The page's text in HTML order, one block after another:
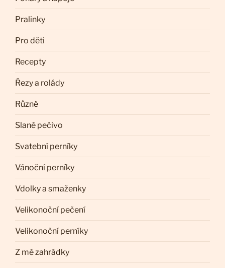
Pralinky
Pro děti
Recepty
Řezy a rolády
Různé
Slané pečivo
Svatební perníky
Vánoční perníky
Vdolky a smaženky
Velikonoční pečení
Velikonoční perníky
Z mé zahrádky